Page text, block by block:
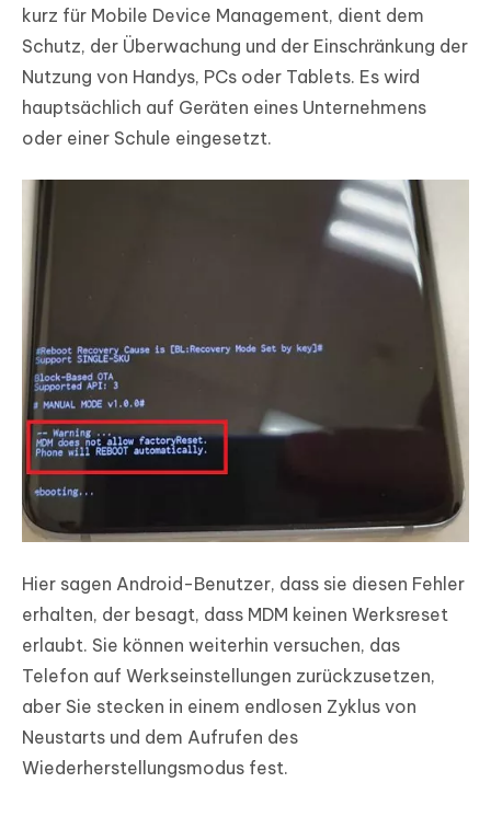
kurz für Mobile Device Management, dient dem
Schutz, der Überwachung und der Einschränkung der
Nutzung von Handys, PCs oder Tablets. Es wird
hauptsächlich auf Geräten eines Unternehmens
oder einer Schule eingesetzt.
Hier sagen Android-Benutzer, dass sie diesen Fehler
erhalten, der besagt, dass MDM keinen Werksreset
erlaubt. Sie können weiterhin versuchen, das
Telefon auf Werkseinstellungen zurückzusetzen,
aber Sie stecken in einem endlosen Zyklus von
Neustarts und dem Aufrufen des
Wiederherstellungsmodus fest.